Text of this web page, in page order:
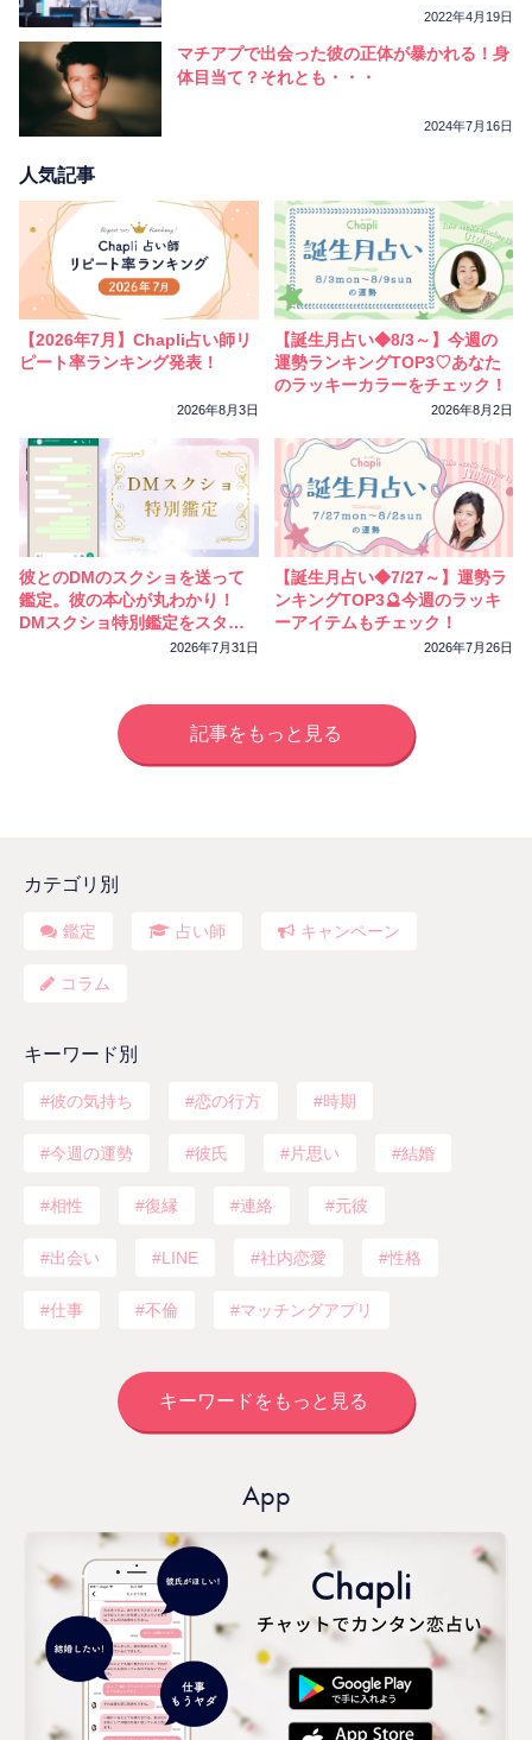
2022年4月19日
マチアプで出会った彼の正体が暴かれる！身
体目当て？それとも・・・
2024年7月16日
人気記事
【2026年7月】Chapli占い師リ
ピート率ランキング発表！
2026年8月3日
【誕生月占い◆8/3～】今週の
運勢ランキングTOP3♡あなた
のラッキーカラーをチェック！
2026年8月2日
彼とのDMのスクショを送って
鑑定。彼の本心が丸わかり！
DMスクショ特別鑑定をスター
2026年7月31日
【誕生月占い◆7/27～】運勢ラ
ンキングTOP3🔮今週のラッキ
ーアイテムもチェック！
2026年7月26日
記事をもっと見る
カテゴリ別
鑑定 占い師 キャンペーン
コラム
キーワード別
彼の気持ち 恋の行方 時期
今週の運勢 彼氏 片思い 結婚
相性 復縁 連絡 元彼
出会い LINE 社内恋愛 性格
仕事 不倫 マッチングアプリ
キーワードをもっと見る
App